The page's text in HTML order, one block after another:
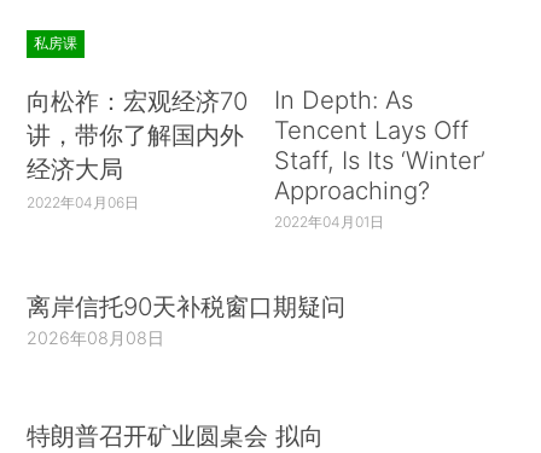
私房课
向松祚：宏观经济70
讲，带你了解国内外
经济大局
2022年04月06日
In Depth: As
Tencent Lays Off
Staff, Is Its ‘Winter’
Approaching?
2022年04月01日
离岸信托90天补税窗口期疑问
2026年08月08日
特朗普召开矿业圆桌会 拟向